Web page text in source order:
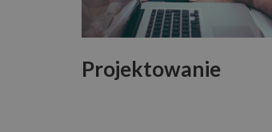
Projektowanie